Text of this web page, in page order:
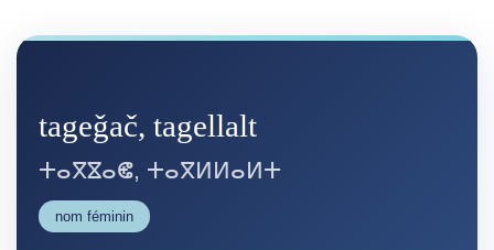
tageǧač, tagellalt
ⵜⴰⴳⴵⴰⵞ, ⵜⴰⴳⵍⵍⴰⵍⵜ
nom féminin